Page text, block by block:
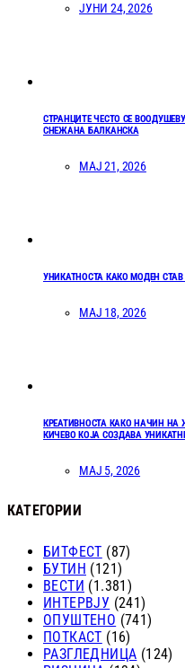
ЈУНИ 24, 2026
СТРАНЦИТЕ ЧЕСТО СЕ
СНЕЖАНА БАЛКАНСКА
МАЈ 21, 2026
УНИКАТНОСТА КАКО МОДЕН
МАЈ 18, 2026
КРЕАТИВНОСТА КАКО НАЧИН НА
КИЧЕВО КОЈА СОЗДАВА
МАЈ 5, 2026
КАТЕГОРИИ
БИТФЕСТ (87)
БУТИН (121)
ВЕСТИ (1.381)
ИНТЕРВЈУ (241)
ОПУШТЕНО (741)
ПОТКАСТ (16)
РАЗГЛЕДНИЦА (124)